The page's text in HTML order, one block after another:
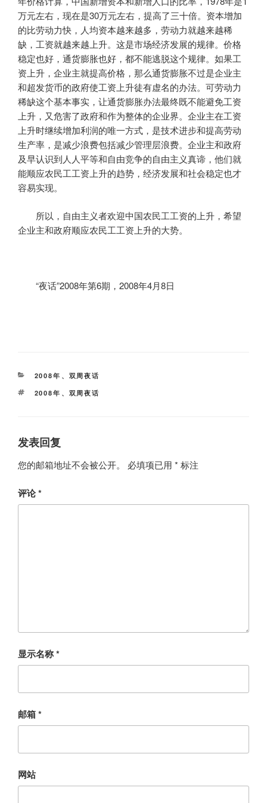
万元左右，现在是30万元左右，提高了三十倍。资本增加
的比劳动力快，人均资本越来越多，劳动力就越来越稀
缺，工资就越来越上升。这是市场经济发展的规律。价格
稳定也好，通货膨胀也好，都不能逃脱这个规律。如果工
资上升，企业主就提高价格，那么通货膨胀不过是企业主
和超发货币的政府使工资上升徒有虚名的办法。可劳动力
稀缺这个基本事实，让通货膨胀办法最终既不能避免工资
上升，又危害了政府和作为整体的企业界。企业主在工资
上升时继续增加利润的唯一方式，是技术进步和提高劳动
生产率，是减少浪费包括减少管理层浪费。企业主和政府
及早认识到人人平等和自由竞争的自由主义真谛，他们就
能顺应农民工工资上升的趋势，经济发展和社会稳定也才
容易实现。
所以，自由主义者欢迎中国农民工工资的上升，希望
企业主和政府顺应农民工工资上升的大势。
“夜话”2008年第6期， 2008年4月8日
分
2008年 、 双周夜话
标
2008年 、 双周夜话
发表回复
您的邮箱地址不会被公开。 必填项已用 * 标注
评论*
显示名称*
邮箱*
网站